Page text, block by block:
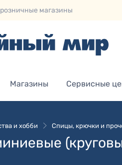
магазины
Магазины Сервисные
и хобби Спицы, крючки и